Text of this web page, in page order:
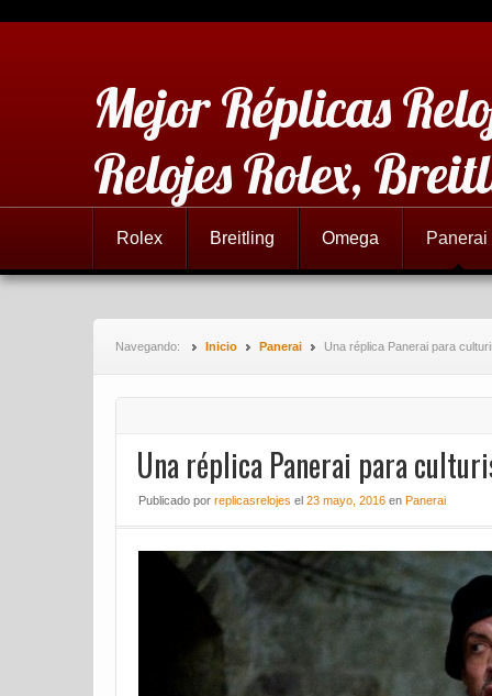
Mejor Réplicas
Relojes Rolex,
Rolex Breitling Omega Panerai
Navegando: Inicio Panerai Una réplica Panerai para
Una réplica Panerai para
Publicado por replicasrelojes el 23 mayo, 2016 en Panerai